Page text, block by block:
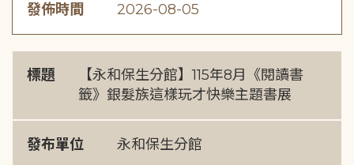
發佈時間 2026-08-05
標題
【永和保生分館】115年8月《閱讀書
籤》銀髮族這樣玩才快樂主題書展
發布單位 永和保生分館